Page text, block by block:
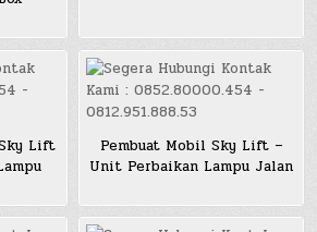
Lift
Pembuat Mobil Sky Lift –
Unit Perbaikan Lampu Jalan